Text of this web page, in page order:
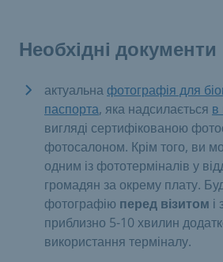
Необхідні документи
актуальнафотографія для
паспорта, яка надсилається в
вигляді сертифікованою
фотосалоном. Крім того, ви
одним із фототерміналів у
громадян за окрему плату.
фотографію перед візитом і
приблизно 5-10 хвилин
використання терміналу.